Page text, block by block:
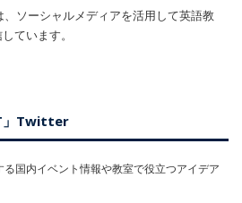
、ソーシャルメディアを活用して英語教
ています。
」Twitter
る国内イベント情報や教室で役立つアイデア